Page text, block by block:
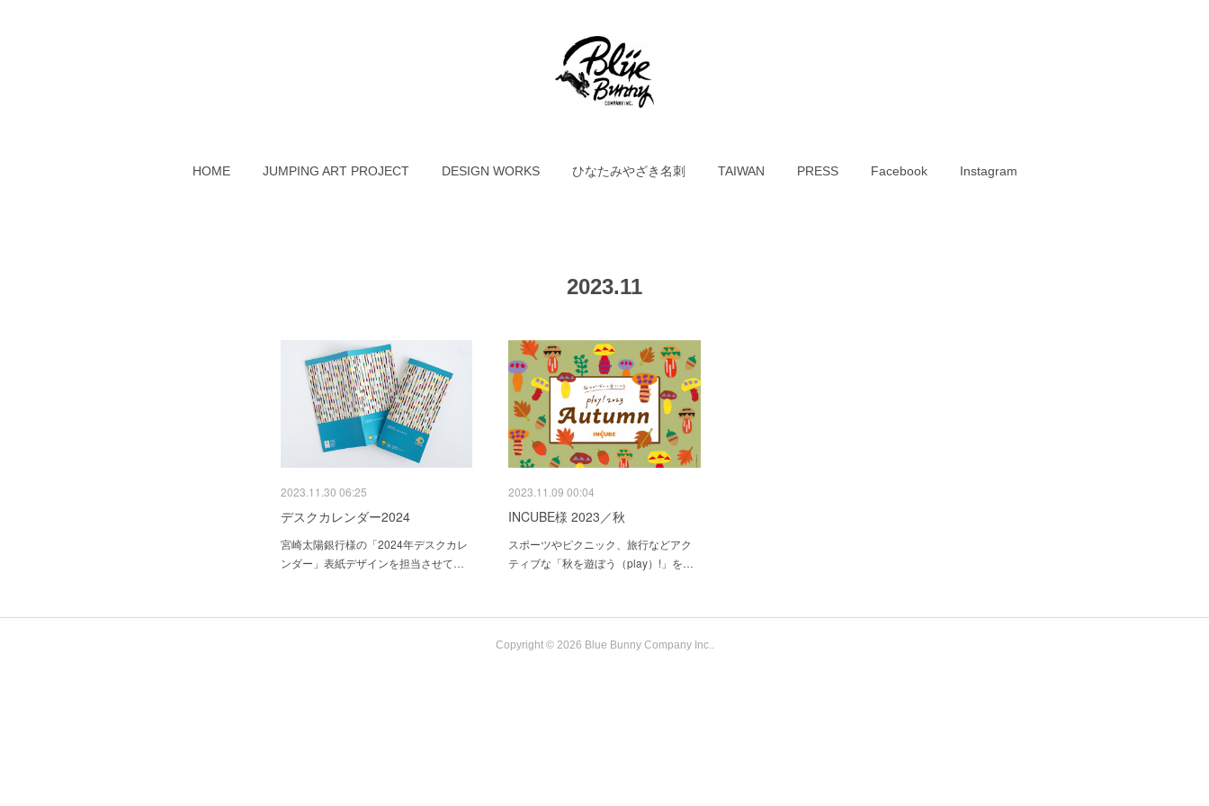
HOME JUMPING ART PROJECT DESIGN WORKS ひなたみやざき名刺 TAIWAN PRESS Facebook Instagram
2023.11
2023.11.30 06:25
デスクカレンダー2024
宮崎太陽銀行様の「2024年デスクカレ
ンダー」表紙デザインを担当させて…
2023.11.09 00:04
INCUBE様 2023／秋
スポーツやピクニック、旅行などアク
ティブな「秋を遊ぼう（play）!」を…
Copyright © 2026 Blue Bunny Company Inc..